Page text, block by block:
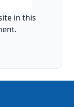
in this